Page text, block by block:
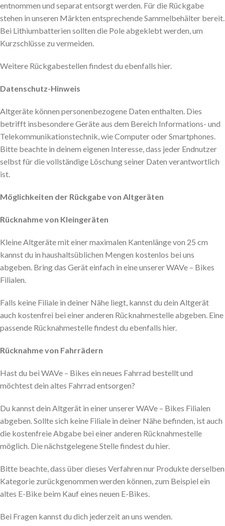
entnommen und separat entsorgt werden. Für die Rückgabe
stehen in unseren Märkten entsprechende Sammelbehälter bereit.
Bei Lithiumbatterien sollten die Pole abgeklebt werden, um
Kurzschlüsse zu vermeiden.
Weitere Rückgabestellen findest du ebenfalls hier.
Datenschutz-Hinweis
Altgeräte können personenbezogene Daten enthalten. Dies
betrifft insbesondere Geräte aus dem Bereich Informations- und
Telekommunikationstechnik, wie Computer oder Smartphones.
Bitte beachte in deinem eigenen Interesse, dass jeder Endnutzer
selbst für die vollständige Löschung seiner Daten verantwortlich
ist.
Möglichkeiten der Rückgabe von Altgeräten
Rücknahme von Kleingeräten
Kleine Altgeräte mit einer maximalen Kantenlänge von 25 cm
kannst du in haushaltsüblichen Mengen kostenlos bei uns
abgeben. Bring das Gerät einfach in eine unserer WAVe – Bikes
Filialen.
Falls keine Filiale in deiner Nähe liegt, kannst du dein Altgerät
auch kostenfrei bei einer anderen Rücknahmestelle abgeben. Eine
passende Rücknahmestelle findest du ebenfalls hier.
Rücknahme von Fahrrädern
Hast du bei WAVe – Bikes ein neues Fahrrad bestellt und
möchtest dein altes Fahrrad entsorgen?
Du kannst dein Altgerät in einer unserer WAVe – Bikes Filialen
abgeben. Sollte sich keine Filiale in deiner Nähe befinden, ist auch
die kostenfreie Abgabe bei einer anderen Rücknahmestelle
möglich. Die nächstgelegene Stelle findest du hier.
Bitte beachte, dass über dieses Verfahren nur Produkte derselben
Kategorie zurückgenommen werden können, zum Beispiel ein
altes E-Bike beim Kauf eines neuen E-Bikes.
Bei Fragen kannst du dich jederzeit an uns wenden.